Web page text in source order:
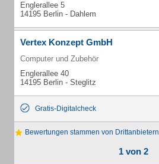
Englerallee 5
14195 Berlin - Dahlem
Vertex Konzept GmbH
Computer und Zubehör
Englerallee 40
14195 Berlin - Steglitz
Gratis-Digitalcheck
Bewertungen stammen von Drittanbietern
1 von 2